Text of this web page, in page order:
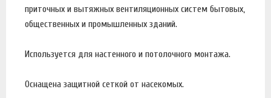
приточных и вытяжных вентиляционных систем бытовых,
общественных и промышленных зданий.
Используется для настенного и потолочного монтажа.
Оснащена защитной сеткой от насекомых.